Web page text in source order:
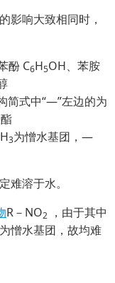
影响大致相同时，
酚 C6H5OH、苯胺
简式中“—”左边的为
3为憎水基团，—
难溶于水。
R－NO2
，由于其中
憎水基团，故均难